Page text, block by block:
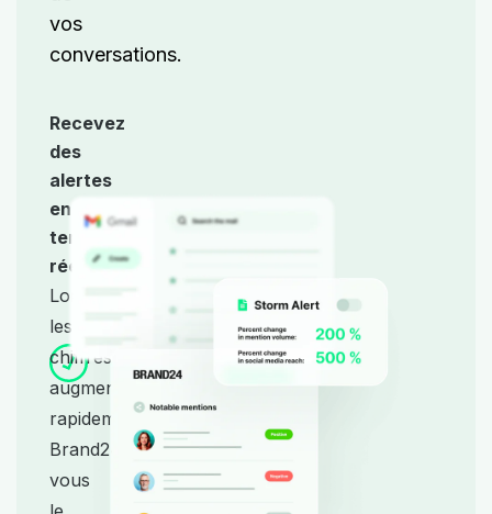
vos
conversations.
Recevez
des
alertes
en
temps
réel.
Lorsque
les
chiffres
augmentent
rapidement,
Brand24
vous